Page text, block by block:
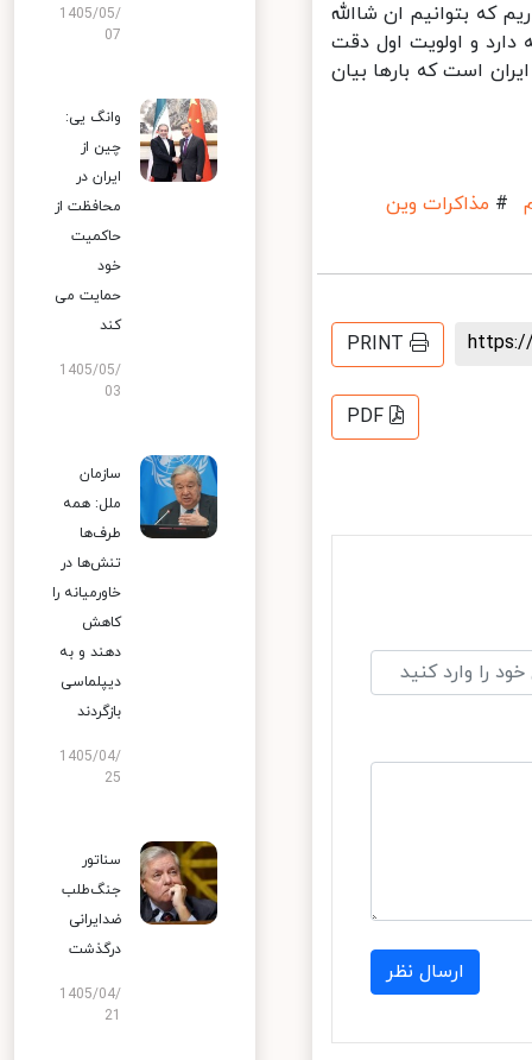
بتوانیم ان شاالله
و اولویت اول دقت
است که بارها بیان
مذاکرات وین
PRINT
PDF
ارسال نظر
1405/05/
07
وانگ یی:
چین از
ایران در
محافظت از
حاکمیت
خود
حمایت می
کند
1405/05/
03
سازمان
ملل: همه
طرف‌ها
تنش‌ها در
خاورمیانه را
کاهش
دهند و به
دیپلماسی
بازگردند
1405/04/
25
سناتور
جنگ‌طلب
ضدایرانی
درگذشت
1405/04/